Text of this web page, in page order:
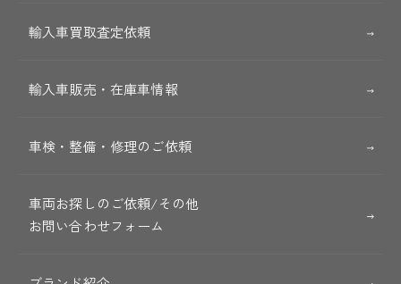
輸入車買取査定依頼
輸入車販売・在庫車情報
車検・整備・修理のご依頼
車両お探しのご依頼/その他
お問い合わせフォーム